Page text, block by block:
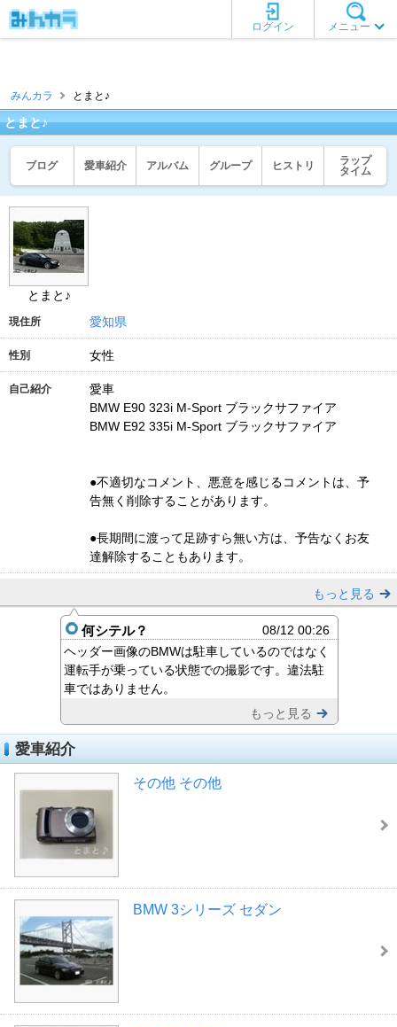
メニュー
ログイン
みんカラ とまと♪
とまと♪
ブログ 愛車紹介 アルバム グループ ヒストリ
ラップ
タイム
とまと♪
現住所 愛知県
性別 女性
自己紹介
愛車
BMW E90 323i M-Sport ブラックサファイア
BMW E92 335i M-Sport ブラックサファイア
●不適切なコメント、悪意を感じるコメントは、予
告無く削除することがあります。
●長期間に渡って足跡すら無い方は、予告なくお友
達解除することもあります。
もっと見る
何シテル？
08/12 00:26
ヘッダー画像のBMWは駐車しているのではなく
運転手が乗っている状態での撮影です。違法駐
車ではありません。
もっと見る
愛車紹介
その他 その他
BMW 3シリーズ セダン